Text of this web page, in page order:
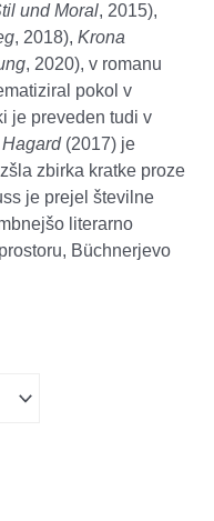
und Moral, 2015),
, 2018), Krona
, 2020), v romanu
pokol v
je preveden tudi v
Hagard(2017) je
zbirka kratke proze
je prejel številne
literarno
Büchnerjevo